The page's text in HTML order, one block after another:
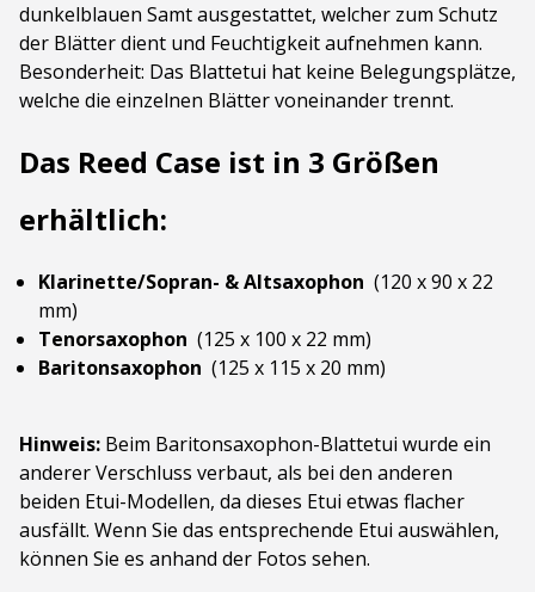
dunkelblauen Samt ausgestattet, welcher zum Schutz
der Blätter dient und Feuchtigkeit aufnehmen kann.
Besonderheit: Das Blattetui hat keine Belegungsplätze,
welche die einzelnen Blätter voneinander trennt.
Das Reed Case ist in 3 Größen
erhältlich:
Klarinette/Sopran- & Altsaxophon (120 x 90 x 22
mm)
Tenorsaxophon (125 x 100 x 22 mm)
Baritonsaxophon (125 x 115 x 20 mm)
Hinweis: Beim Baritonsaxophon-Blattetui wurde ein
anderer Verschluss verbaut, als bei den anderen
beiden Etui-Modellen, da dieses Etui etwas flacher
ausfällt. Wenn Sie das entsprechende Etui auswählen,
können Sie es anhand der Fotos sehen.